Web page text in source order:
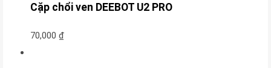
Cặp chổi ven DEEBOT U2 PRO
70,000 ₫